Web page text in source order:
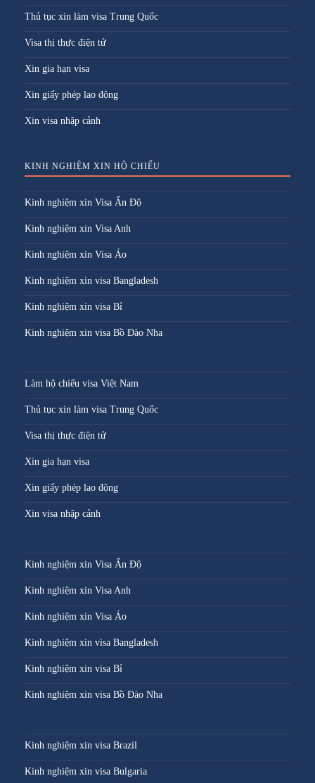
Thủ tục xin làm visa Trung Quốc
Visa thị thực điện tử
Xin gia hạn visa
Xin giấy phép lao động
Xin visa nhập cảnh
KINH NGHIỆM XIN HỘ CHIẾU
Kinh nghiệm xin Visa Ấn Độ
Kinh nghiệm xin Visa Anh
Kinh nghiệm xin Visa Áo
Kinh nghiệm xin visa Bangladesh
Kinh nghiệm xin visa Bỉ
Kinh nghiệm xin visa Bồ Đào Nha
Làm hộ chiếu visa Việt Nam
Thủ tục xin làm visa Trung Quốc
Visa thị thực điện tử
Xin gia hạn visa
Xin giấy phép lao động
Xin visa nhập cảnh
Kinh nghiệm xin Visa Ấn Độ
Kinh nghiệm xin Visa Anh
Kinh nghiệm xin Visa Áo
Kinh nghiệm xin visa Bangladesh
Kinh nghiệm xin visa Bỉ
Kinh nghiệm xin visa Bồ Đào Nha
Kinh nghiệm xin visa Brazil
Kinh nghiệm xin visa Bulgaria